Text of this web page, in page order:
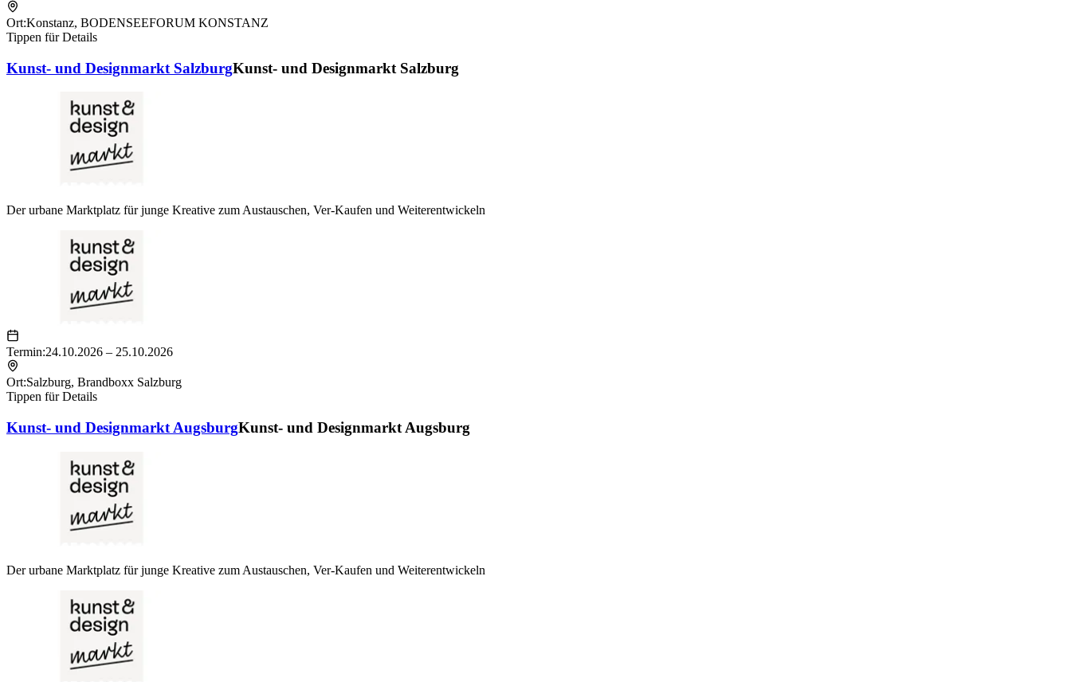
Ort:Konstanz, BODENSEEFORUM KONSTANZ
Tippen für Details
Kunst- und Designmarkt SalzburgKunst- und Designmarkt Salzburg
Der urbane Marktplatz für junge Kreative zum Austauschen, Ver-Kaufen und Weiterentwickeln
Termin:24.10.2026 – 25.10.2026
Ort:Salzburg, Brandboxx Salzburg
Tippen für Details
Kunst- und Designmarkt AugsburgKunst- und Designmarkt Augsburg
Der urbane Marktplatz für junge Kreative zum Austauschen, Ver-Kaufen und Weiterentwickeln